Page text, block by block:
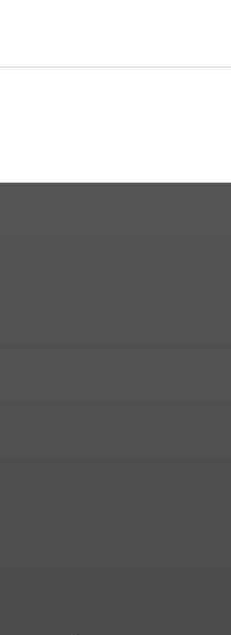
в Костроме
в ведомстве